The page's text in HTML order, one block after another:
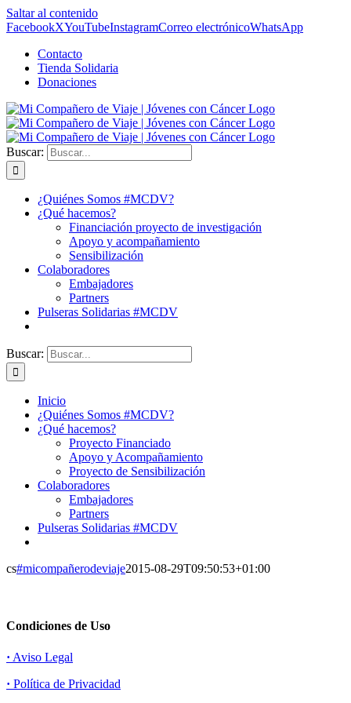
Saltar al contenido
FacebookXYouTubeInstagramCorreo electrónicoWhatsApp
Contacto
Tienda Solidaria
Donaciones
Buscar:
¿Quiénes Somos #MCDV?
¿Qué hacemos?
Financiación proyecto de investigación
Apoyo y acompañamiento
Sensibilización
Colaboradores
Embajadores
Partners
Pulseras Solidarias #MCDV
Buscar:
Inicio
¿Quiénes Somos #MCDV?
¿Qué hacemos?
Proyecto Financiado
Apoyo y Acompañamiento
Proyecto de Sensibilización
Colaboradores
Embajadores
Partners
Pulseras Solidarias #MCDV
cs#micompañerodeviaje2015-08-29T09:50:53+01:00
Condiciones de Uso
· Aviso Legal
· Política de Privacidad